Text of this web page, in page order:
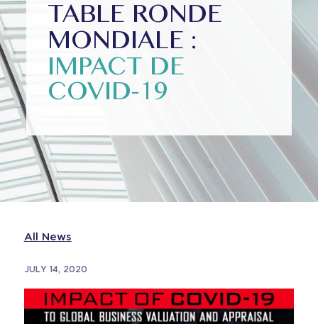
TABLE RONDE
MONDIALE :
IMPACT DE
COVID-19
All News
JULY 14, 2020